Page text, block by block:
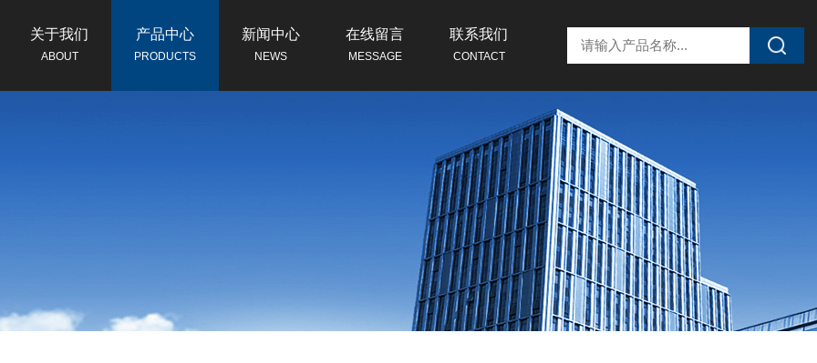
关于我们
ABOUT
产品中心
PRODUCTS
新闻中心
NEWS
在线留言
MESSAGE
联系我们
CONTACT